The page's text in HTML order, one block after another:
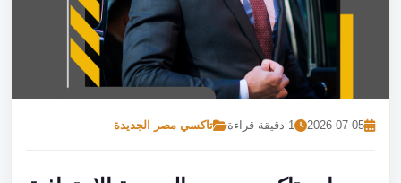
2026-07-05 1 دقيقة قراءة تاكسي مصر الجديدة